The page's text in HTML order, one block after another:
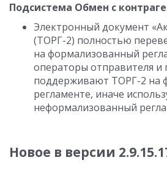
Подсистема Обмен с
Электронный документ
(ТОРГ-2) полностью
на формализованный
операторы отправителя и
поддерживают ТОРГ-2 на
регламенте, иначе
неформализованный
Новое в версии